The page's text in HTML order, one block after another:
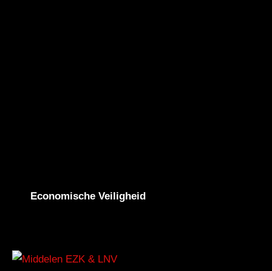
Economische Veiligheid